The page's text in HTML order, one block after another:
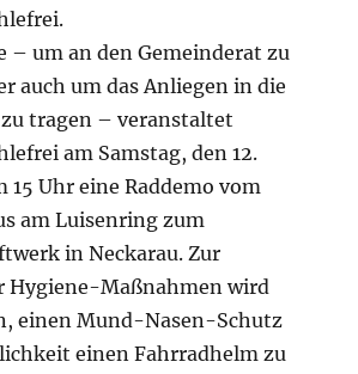
– um an den Gemeinderat zu
auch um das Anliegen in die
tragen – veranstaltet
am Samstag, den 12.
15 Uhr eine Raddemo vom
am Luisenring zum
in Neckarau. Zur
Hygiene-Maßnahmen wird
einen Mund-Nasen-Schutz
einen Fahrradhelm zu